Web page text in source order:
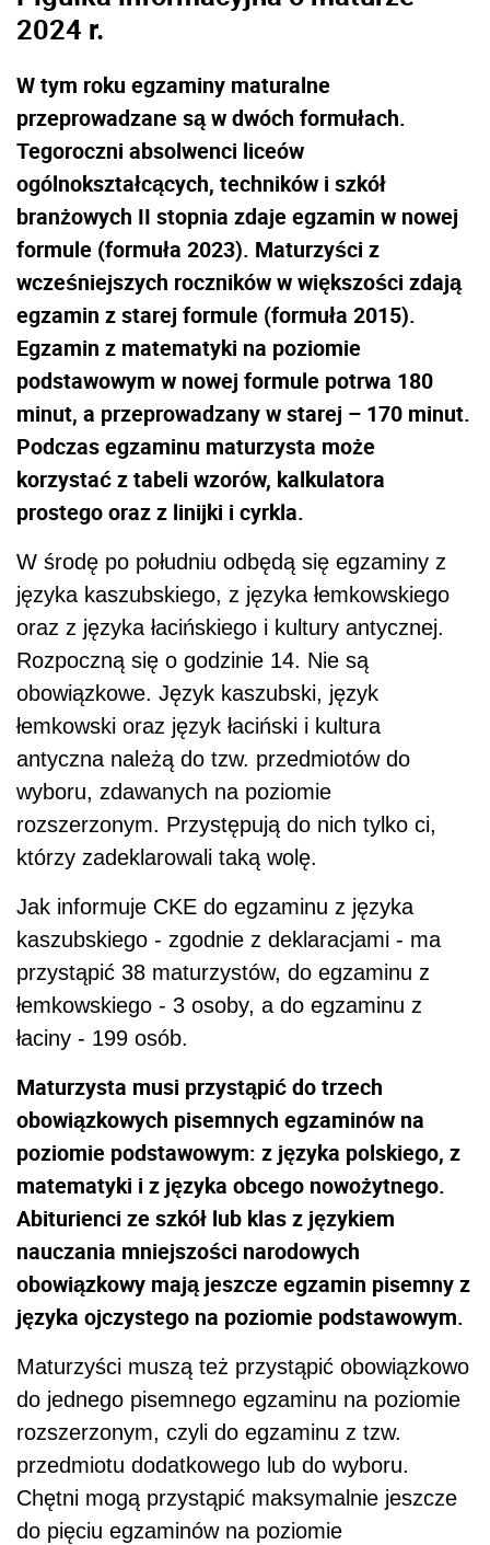
2024 r.
W tym roku egzaminy maturalne
przeprowadzane są w dwóch formułach.
Tegoroczni absolwenci liceów
ogólnokształcących, techników i szkół
branżowych II stopnia zdaje egzamin w nowej
formule (formuła 2023). Maturzyści z
wcześniejszych roczników w większości zdają
egzamin z starej formule (formuła 2015).
Egzamin z matematyki na poziomie
podstawowym w nowej formule potrwa 180
minut, a przeprowadzany w starej – 170 minut.
Podczas egzaminu maturzysta może
korzystać z tabeli wzorów, kalkulatora
prostego oraz z linijki i cyrkla.
W środę po południu odbędą się egzaminy z
języka kaszubskiego, z języka łemkowskiego
oraz z języka łacińskiego i kultury antycznej.
Rozpoczną się o godzinie 14. Nie są
obowiązkowe. Język kaszubski, język
łemkowski oraz język łaciński i kultura
antyczna należą do tzw. przedmiotów do
wyboru, zdawanych na poziomie
rozszerzonym. Przystępują do nich tylko ci,
którzy zadeklarowali taką wolę.
Jak informuje CKE do egzaminu z języka
kaszubskiego - zgodnie z deklaracjami - ma
przystąpić 38 maturzystów, do egzaminu z
łemkowskiego - 3 osoby, a do egzaminu z
łaciny - 199 osób.
Maturzysta musi przystąpić do trzech
obowiązkowych pisemnych egzaminów na
poziomie podstawowym: z języka polskiego, z
matematyki i z języka obcego nowożytnego.
Abiturienci ze szkół lub klas z językiem
nauczania mniejszości narodowych
obowiązkowy mają jeszcze egzamin pisemny z
języka ojczystego na poziomie podstawowym.
Maturzyści muszą też przystąpić obowiązkowo
do jednego pisemnego egzaminu na poziomie
rozszerzonym, czyli do egzaminu z tzw.
przedmiotu dodatkowego lub do wyboru.
Chętni mogą przystąpić maksymalnie jeszcze
do pięciu egzaminów na poziomie